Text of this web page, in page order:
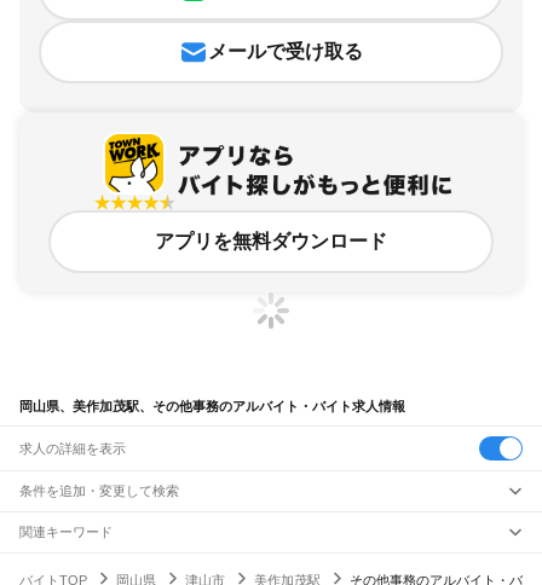
メールで受け取る
アプリを無料ダウンロード
岡山県、美作加茂駅、その他事務のアルバイト・バイト求人情報
求人の詳細を表示
条件を追加・変更して検索
市区町村を追加・変更
駅を追加・変更
関連キーワード
バイトTOP
岡山県 津山市 美作加茂駅 その他事務のアルバイト・バ